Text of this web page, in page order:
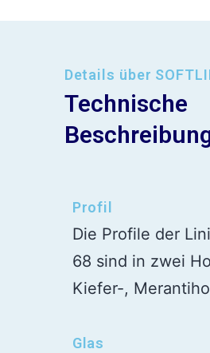
Details über
Technische
Profil
Die Profile der
68 sind in zwei
Kiefer-,
Glas